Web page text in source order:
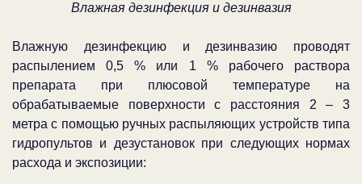
Влажная дезинфекция и дезинвазия
Влажную дезинфекцию и дезинвазию проводят
распылением 0,5 % или 1 % рабочего раствора
препарата при плюсовой температуре на
обрабатываемые поверхности с расстояния 2 – 3
метра с помощью ручных распыляющих устройств типа
гидропультов и дезустановок при следующих нормах
расхода и экспозиции: